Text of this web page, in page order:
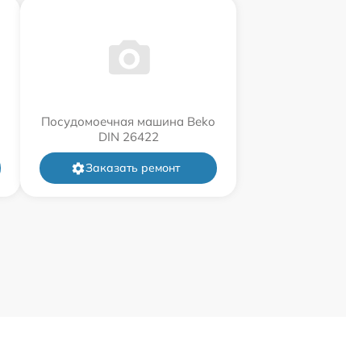
Посудомоечная машина Beko
DIN 26422
Заказать ремонт